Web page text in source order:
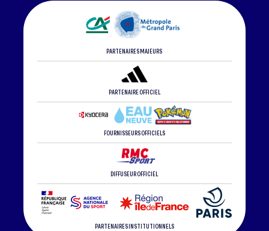
PARTENAIRES MAJEURS
PARTENAIRE OFFICIEL
FOURNISSEURS OFFICIELS
DIFFUSEUR OFFICIEL
PARTENAIRES INSTITUTIONNELS